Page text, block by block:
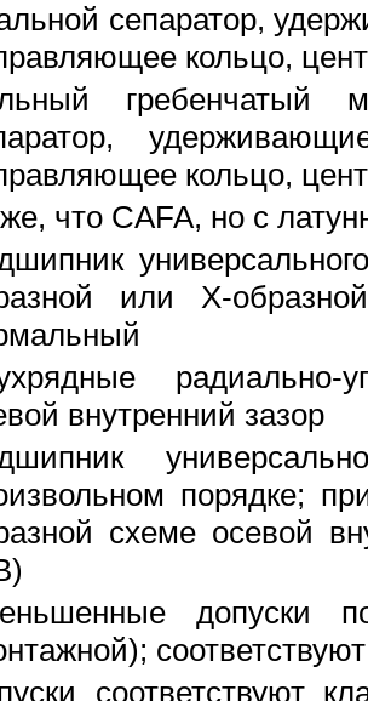
сепаратор,
кольцо,
гребенчатый
кольцо,
что CAFA, но с
или Х-
радиально-
внутренний зазор
порядке;
схеме осевой
соответствуют